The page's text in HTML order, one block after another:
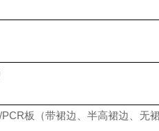
板（带裙边、半高裙边、无裙